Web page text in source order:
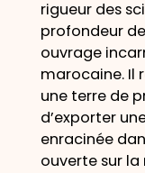
rigueur des
profondeur
ouvrage
marocaine. Il
une terre de
d’exporter
enracinée
ouverte sur